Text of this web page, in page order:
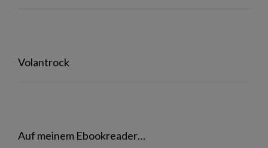
Volantrock
Auf meinem Ebookreader…